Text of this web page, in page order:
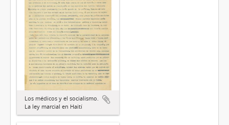
Los médicos y el socialismo.
La ley marcial en Haití